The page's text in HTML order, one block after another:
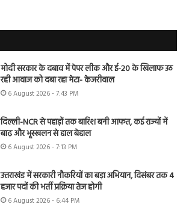
मोदी सरकार के दबाव में पेपर लीक और ई-20 के खिलाफ उठ
रही आवाज को दबा रहा मेटा- केजरीवाल
6 August 2026 - 7:43 PM
दिल्ली-NCR से पहाड़ों तक बारिश बनी आफत, कई राज्यों में
बाढ़ और भूस्खलन से हाल बेहाल
6 August 2026 - 7:13 PM
उत्तराखंड में सरकारी नौकरियों का बड़ा अभियान, दिसंबर तक 4
हजार पदों की भर्ती प्रक्रिया तेज होगी
6 August 2026 - 6:44 PM